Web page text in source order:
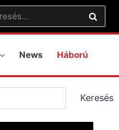
News Háború
Keresés